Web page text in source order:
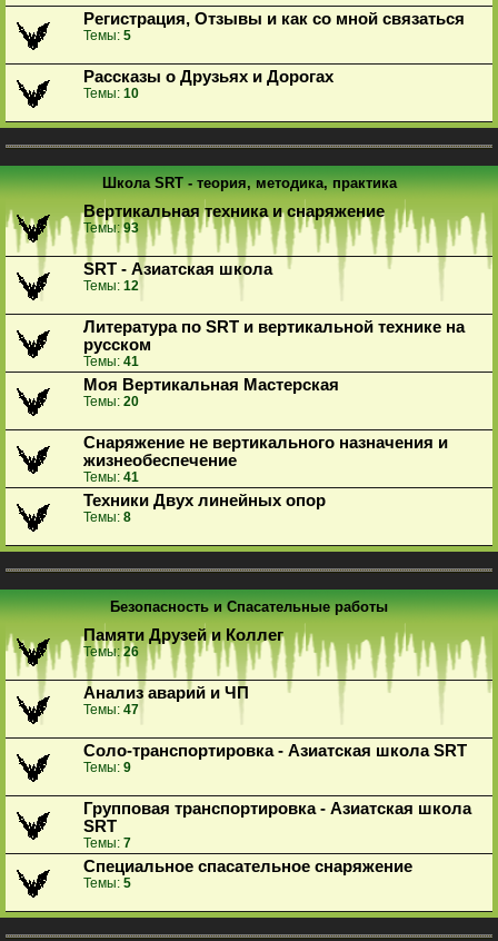
Регистрация, Отзывы и как со мной связаться
Темы: 5
Рассказы о Друзьях и Дорогах
Темы: 10
Школа SRT - теория, методика, практика
Вертикальная техника и снаряжение
Темы:93
SRT - Азиатская школа
Темы: 12
Литература по SRT и вертикальной технике на
русском
Темы: 41
Моя Вертикальная Мастерская
Темы: 20
Снаряжение не вертикального назначения и
жизнеобеспечение
Темы: 41
Техники Двух линейных опор
Темы: 8
Безопасность и Спасательные работы
Памяти Друзей и Коллег
Темы:26
Анализ аварий и ЧП
Темы: 47
Соло-транспортировка - Азиатская школа SRT
Темы: 9
Групповая транспортировка - Азиатская школа
SRT
Темы: 7
Специальное спасательное снаряжение
Темы: 5